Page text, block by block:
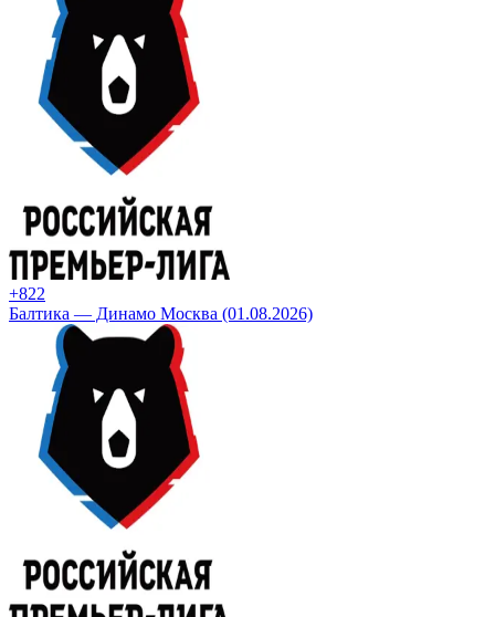
+822
Балтика — Динамо Москва (01.08.2026)